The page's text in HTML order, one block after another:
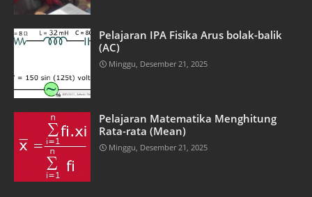
Pelajaran IPA Fisika Arus bolak-balik
(AC)
Minggu, Desember 21, 2025
Pelajaran Matematika Menghitung
Rata-rata (Mean)
Minggu, Desember 21, 2025